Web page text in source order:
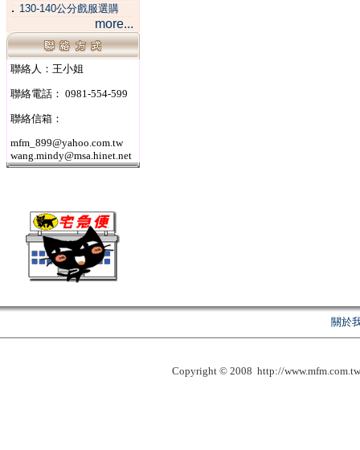
． 130-140公分戲服選購
more...
聯絡人：王小姐
聯絡電話： 0981-554-599
聯絡信箱：
mfm_899@yahoo.com.tw
wang.mindy@msa.hinet.net
關於
Copyright © 2008 http://